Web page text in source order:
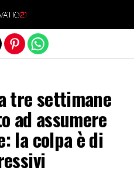
tre settimane
ad assumere
la colpa è di
version